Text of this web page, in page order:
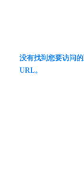
没有找到您要访问
URL。